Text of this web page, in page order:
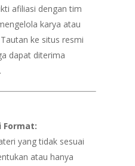
afiliasi dengan tim
karya atau
ke situs resmi
dapat diterima
Format:
yang tidak sesuai
atau hanya